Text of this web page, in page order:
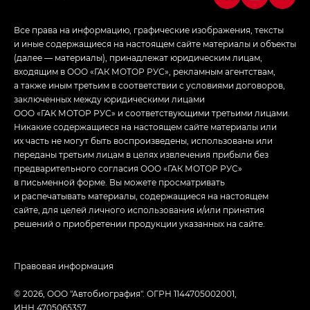
Все права на информацию, графические изображения, тексты
и иные содержащиеся на настоящем сайте материалы и объекты
(далее — материалы), принадлежат юридическим лицам,
входящим в ООО «ГАК МОТОР РУС», рекламным агентствам,
а также иным третьим в соответствии с условиями договоров,
заключенных между юридическими лицами
ООО «ГАК МОТОР РУС» и соответствующими третьими лицами.
Никакие содержащиеся на настоящем сайте материалы или
их часть не могут быть воспроизведены, использованы или
переданы третьим лицам в целях извлечения прибыли без
предварительного согласия ООО «ГАК МОТОР РУС»
в письменной форме. Вы можете просматривать
и распечатывать материалы, содержащиеся на настоящем
сайте, для целей личного использования и/или принятия
решений о приобретении продукции указанных на сайте.
© 2026, ООО "Автобиография". ОГРН 1144705002001,
ИНН 4705065357
Правовая информация